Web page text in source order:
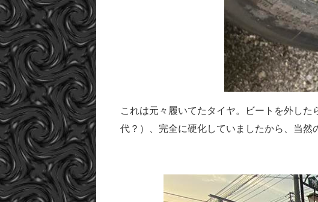
これは元々履いてたタイヤ。ビートを外し
代？）、完全に硬化していましたから、当然